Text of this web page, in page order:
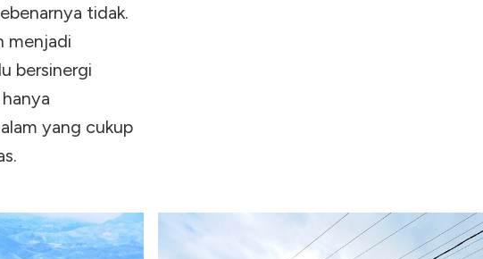
tidak.
menjadi
bersinergi
yang cukup